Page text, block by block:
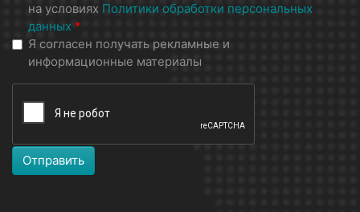
на условиях Политики обработки персональных
данных *
Я согласен получать рекламные и
информационные материалы
Отправить